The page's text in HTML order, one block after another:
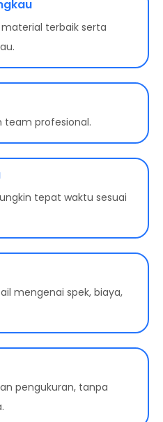
terbaik serta
team profesional.
tepat waktu sesuai
mengenai spek, biaya,
pengukuran, tanpa